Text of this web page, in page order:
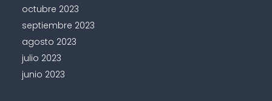
octubre 2023
septiembre 2023
agosto 2023
julio 2023
junio 2023